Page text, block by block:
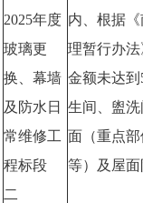
2025年度
玻璃更
换、幕墙
及防水日
常维修工
程标段
二
内、根据
理暂行办
金额未达
生间、盥
面（重点
等）及屋